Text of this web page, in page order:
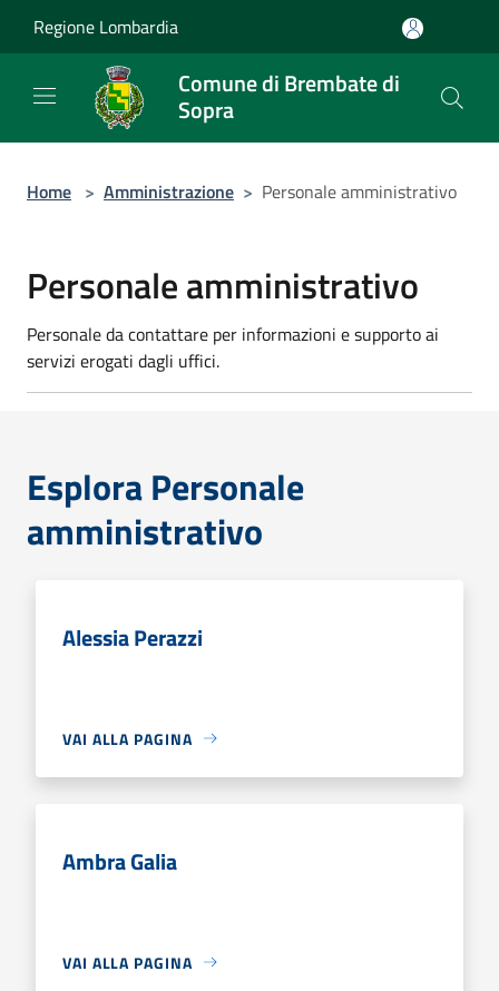
Regione Lombardia
Comune di Brembate di
Sopra
Home > Amministrazione > Personale amministrativo
Personale amministrativo
Personale da contattare per informazioni e supporto ai
servizi erogati dagli uffici.
Esplora Personale
amministrativo
Alessia Perazzi
VAI ALLA PAGINA
Ambra Galia
VAI ALLA PAGINA